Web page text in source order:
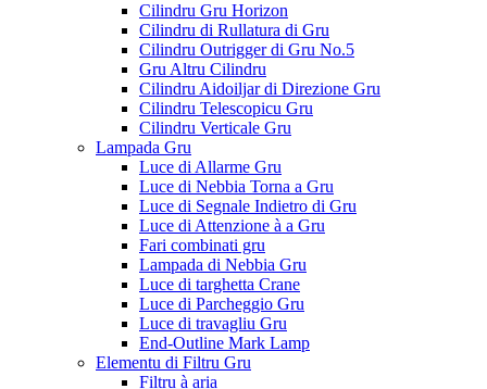
Cilindru Gru Horizon
Cilindru di Rullatura di Gru
Cilindru Outrigger di Gru No.5
Gru Altru Cilindru
Cilindru Aidoiljar di Direzione Gru
Cilindru Telescopicu Gru
Cilindru Verticale Gru
Lampada Gru
Luce di Allarme Gru
Luce di Nebbia Torna a Gru
Luce di Segnale Indietro di Gru
Luce di Attenzione à a Gru
Fari combinati gru
Lampada di Nebbia Gru
Luce di targhetta Crane
Luce di Parcheggio Gru
Luce di travagliu Gru
End-Outline Mark Lamp
Elementu di Filtru Gru
Filtru à aria